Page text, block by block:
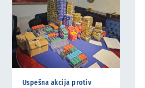
Uspešna akcija protiv